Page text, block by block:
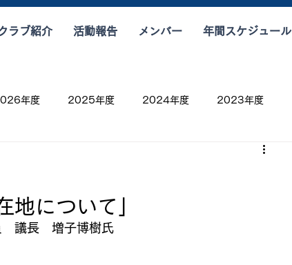
ラブ紹介 活動報告 メンバー 年間スケジュール
年度 2025年度 2024年度 2023年度
地について」
増子博樹氏